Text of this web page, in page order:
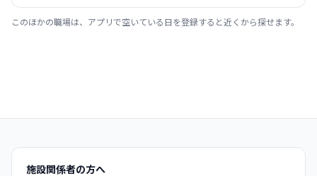
このほかの職場は、アプリで空いている日を登録すると近くから探せます。
施設関係者の方へ